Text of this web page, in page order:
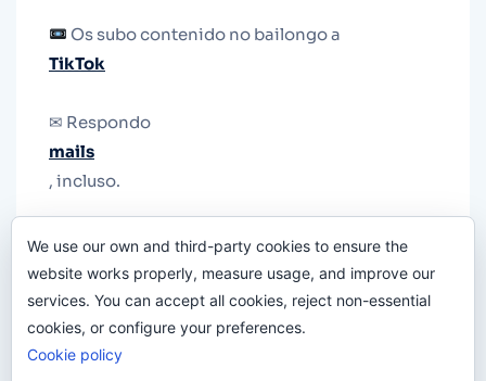
Os subo contenido no bailongo a
TikTok
✉ Respondo
mails
, incluso.
le quiten el teléfono.
We use our own and third-party cookies to ensure the
website works properly, measure usage, and improve our
services. You can accept all cookies, reject non-essential
cookies, or configure your preferences.
Cookie policy